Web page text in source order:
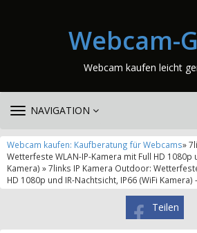
Webcam-
Webcam kaufen leicht
TOGGLE
NAVIGATION
Webcam kaufen: Kaufberatung für Webcams»
Wetterfeste WLAN-IP-Kamera mit Full HD 1080p
Kamera) » 7links IP Kamera Outdoor:
HD 1080p und IR-Nachtsicht, IP66 (WiFi Kamera)
Teilen